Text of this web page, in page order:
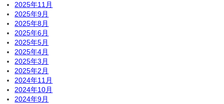
2025年11月
2025年9月
2025年8月
2025年6月
2025年5月
2025年4月
2025年3月
2025年2月
2024年11月
2024年10月
2024年9月